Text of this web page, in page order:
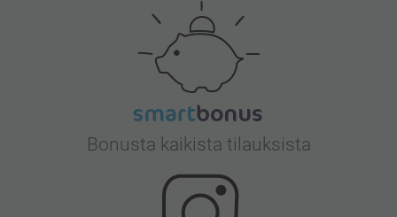
Bonusta kaikista tilauksista